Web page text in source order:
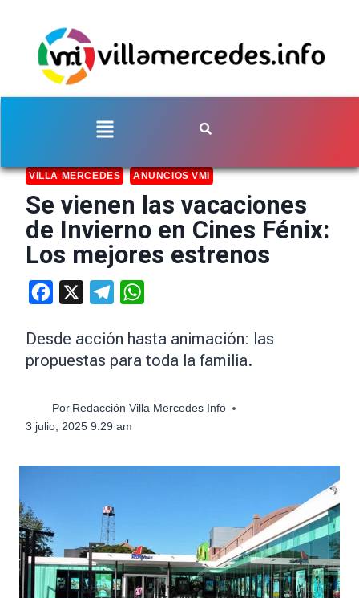
VILLA MERCEDES ANUNCIOS VMI
Se vienen las vacaciones
de Invierno en Cines Fénix:
Los mejores estrenos
Facebook Telegram
Desde acción hasta animación: las
propuestas para toda la familia.
Por Redacción Villa Mercedes Info
3 julio, 2025 9:29 am